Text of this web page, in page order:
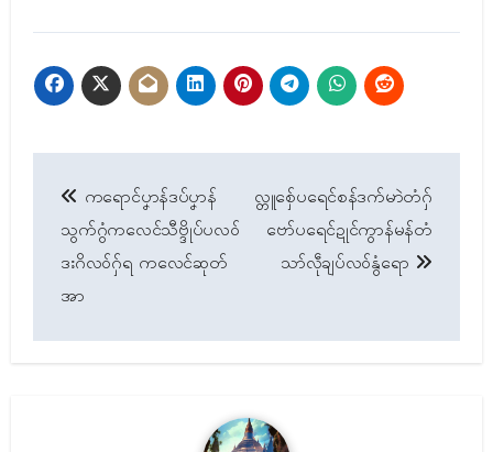
navigation
ကရောၚ်ပၞာန်ဒပ်ပၞာန်
သွက်ဂွံကလေၚ်သီဗ္ဒိုပ်ပလဝ်
ဒးဂိလဝ်ဂှ်ရ ကလေၚ်ဆုတ်
အာ
လ္တူစှ်ေပရေၚ်စန်ဒက်မာဲတံဂှ်
ဗော်ပရေၚ်ဍုၚ်ကွာန်မန်တံ
သာ်လဵုချပ်လဝ်နွံရော